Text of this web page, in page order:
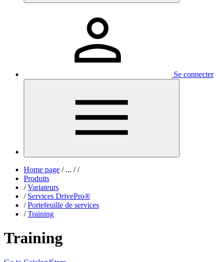
Se connecter
Home page /... / /
Produits
/ Variateurs
/ Services DrivePro®
/ Portefeuille de services
/ Training
Training